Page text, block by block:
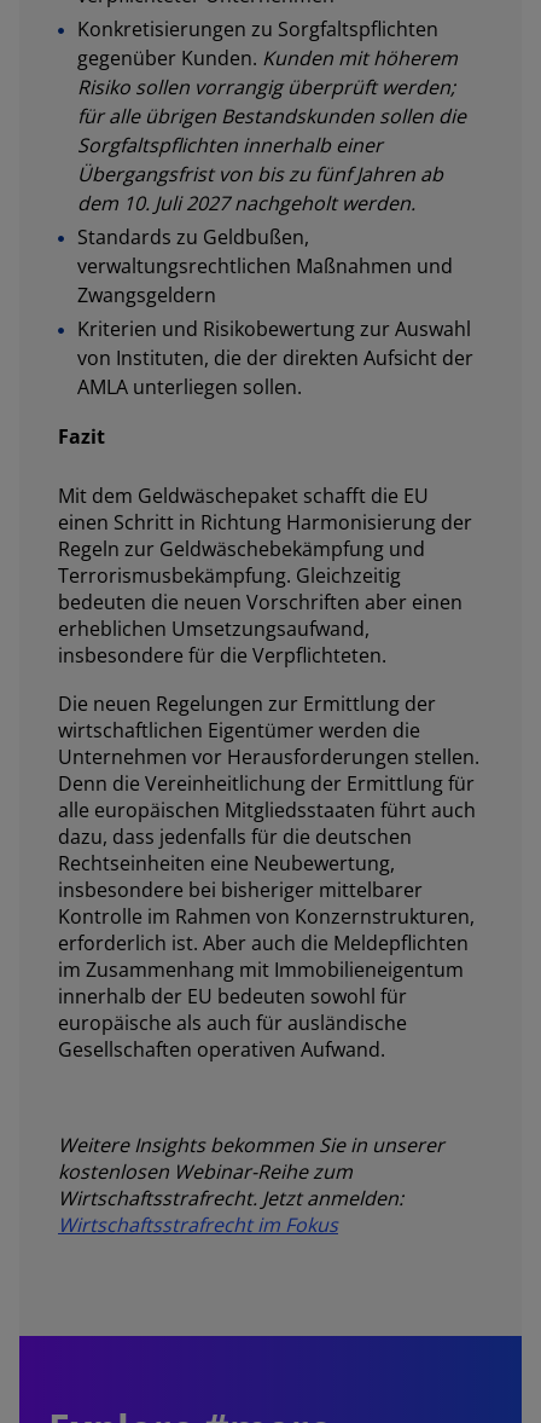
Konkretisierungen zu Sorgfaltspflichten
gegenüber Kunden. Kunden mit höherem
Risiko sollen vorrangig überprüft werden;
für alle übrigen Bestandskunden sollen die
Sorgfaltspflichten innerhalb einer
Übergangsfrist von bis zu fünf Jahren ab
dem 10. Juli 2027 nachgeholt werden.
Standards zu Geldbußen,
verwaltungsrechtlichen Maßnahmen und
Zwangsgeldern
Kriterien und Risikobewertung zur Auswahl
von Instituten, die der direkten Aufsicht der
AMLA unterliegen sollen.
Fazit
Mit dem Geldwäschepaket schafft die EU
einen Schritt in Richtung Harmonisierung der
Regeln zur Geldwäschebekämpfung und
Terrorismusbekämpfung. Gleichzeitig
bedeuten die neuen Vorschriften aber einen
erheblichen Umsetzungsaufwand,
insbesondere für die Verpflichteten.
Die neuen Regelungen zur Ermittlung der
wirtschaftlichen Eigentümer werden die
Unternehmen vor Herausforderungen stellen.
Denn die Vereinheitlichung der Ermittlung für
alle europäischen Mitgliedsstaaten führt auch
dazu, dass jedenfalls für die deutschen
Rechtseinheiten eine Neubewertung,
insbesondere bei bisheriger mittelbarer
Kontrolle im Rahmen von Konzernstrukturen,
erforderlich ist. Aber auch die Meldepflichten
im Zusammenhang mit Immobilieneigentum
innerhalb der EU bedeuten sowohl für
europäische als auch für ausländische
Gesellschaften operativen Aufwand.
Weitere Insights bekommen Sie in unserer
kostenlosen Webinar-Reihe zum
Wirtschaftsstrafrecht. Jetzt anmelden:
Wirtschaftsstrafrecht im Fokus